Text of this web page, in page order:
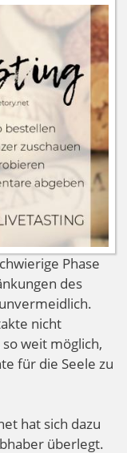
Phase
des
nicht
weit möglich,
für die Seele zu
hat sich dazu
überlegt.